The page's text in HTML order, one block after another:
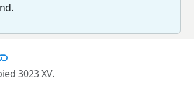
3023 XV.